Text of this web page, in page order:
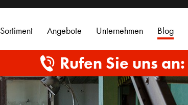
Sortiment Angebote Unternehmen Blog
Rufen Sie uns an: